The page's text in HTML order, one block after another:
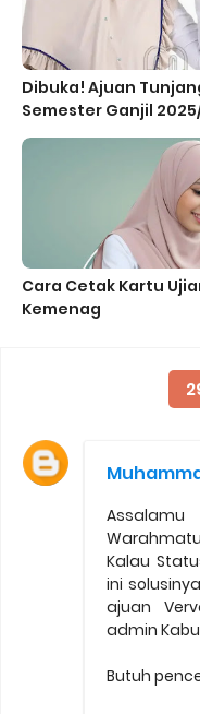
Dibuka! Ajuan
Semester Ganjil
Cara Cetak Kartu
Kemenag
Kalau
ini
ajuan
admin
Butuh